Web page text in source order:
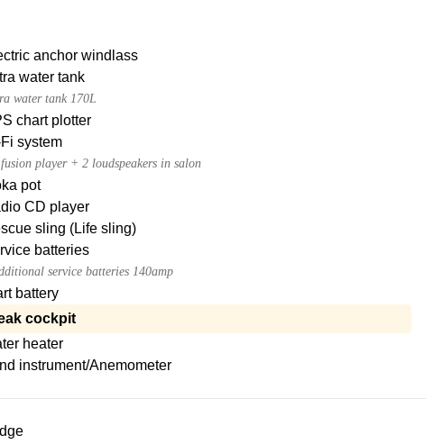
anchor windlass
water tank
water tank 170L
chart plotter
system
player + 2 loudspeakers in salon
pot
CD player
sling (Life sling)
batteries
service batteries 140amp
battery
cockpit
heater
instrument/Anemometer